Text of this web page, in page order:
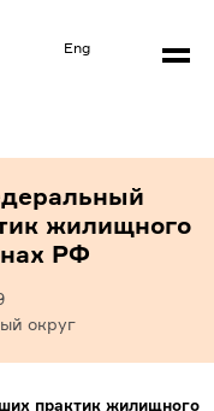
Eng
жилищного
РФ
округ
практик жилищного